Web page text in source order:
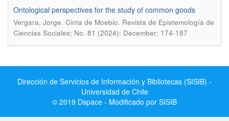
Ontological perspectives for the study of common goods
Vergara, Jorge. Cinta de Moebio. Revista de Epistemología de
Ciencias Sociales; No. 81 (2024): December; 174-187
Dirección de Servicios de Información y Bibliotecas (SISIB) -
Universidad de Chile
© 2019 Dspace - Modificado por SISIB